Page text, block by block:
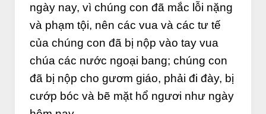
ngày nay, vì chúng con đã mắc lỗi nặng
và phạm tội, nên các vua và các tư tế
của chúng con đã bị nộp vào tay vua
chúa các nước ngoại bang; chúng con
đã bị nộp cho gươm giáo, phải đi đày, bị
cướp bóc và bẽ mặt hổ ngươi như ngày